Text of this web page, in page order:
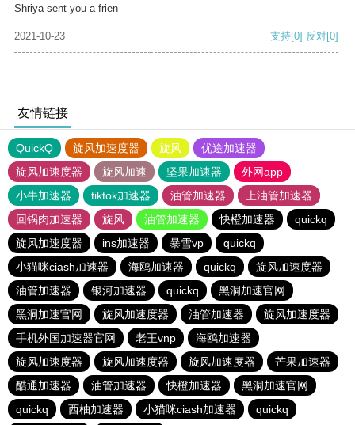
Shriya sent you a frien
2021-10-23 支持[0] 反对[0]
友情链接
QuickQ 旋风加速度器 旋风
优途加速器
旋风加速度器
旋风加速 坚果加速器
外网app
小牛加速器
tiktok加速器 油管加速器
上油管加速器
回锅肉加速器
旋风 油管加速器 快橙加速器
quickq
旋风加速度器
ins加速器 暴雪vp
quickq
小猫咪ciash加速器
海鸥加速器 quickq
旋风加速度器
油管加速器
银河加速器 quickq
黑洞加速官网
黑洞加速官网
旋风加速度器 油管加速器
旋风加速度器
手机外国加速器官网
老王vnp
海鸥加速器
旋风加速度器
旋风加速度器 旋风加速度器
芒果加速器
酷通加速器
油管加速器 快橙加速器
黑洞加速官网
quickq
西柚加速器 小猫咪ciash加速器 quickq